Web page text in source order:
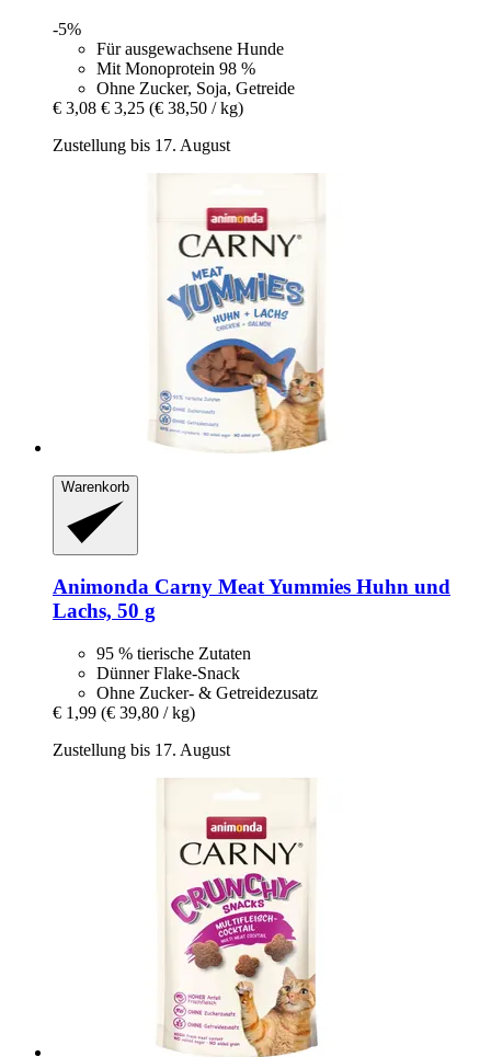
-5%
Für ausgewachsene Hunde
Mit Monoprotein 98 %
Ohne Zucker, Soja, Getreide
€ 3,08 € 3,25 (€ 38,50 / kg)
Zustellung bis 17. August
Warenkorb
Animonda Carny Meat Yummies Huhn und
Lachs, 50 g
95 % tierische Zutaten
Dünner Flake-Snack
Ohne Zucker- & Getreidezusatz
€ 1,99 (€ 39,80 / kg)
Zustellung bis 17. August